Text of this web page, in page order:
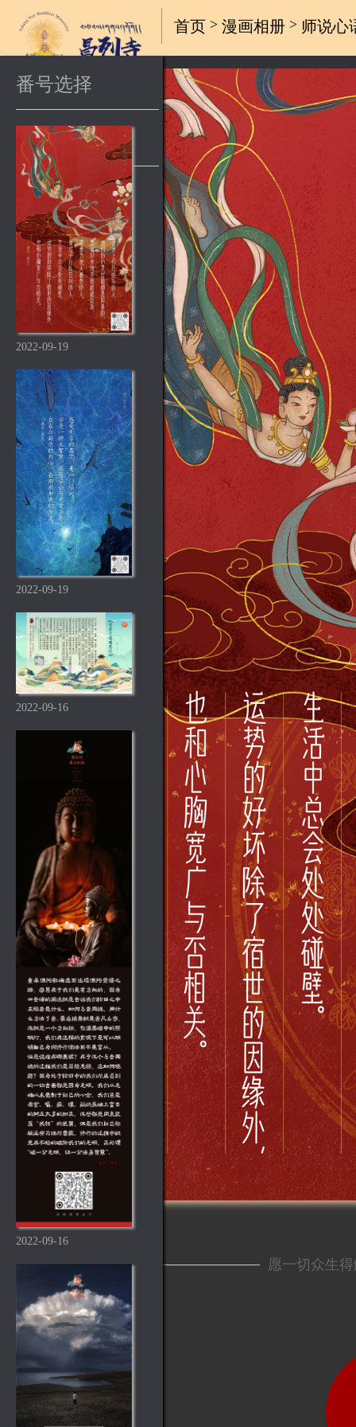
首页 > 漫画相册 > 师说心
番号选择
2022-09-19
2022-09-19
2022-09-16
2022-09-16
2022-09-19 向善的心灵
愿一切众生